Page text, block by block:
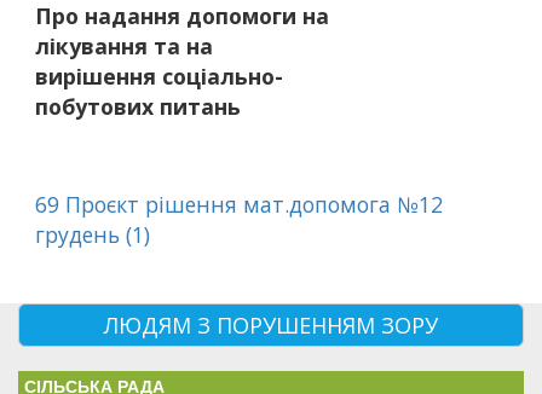
Про надання допомоги на
лікування та на
вирішення соціально-
побутових питань
69 Проєкт рішення мат.допомога №12
грудень (1)
ЛЮДЯМ З ПОРУШЕННЯМ ЗОРУ
СІЛЬСЬКА РАДА